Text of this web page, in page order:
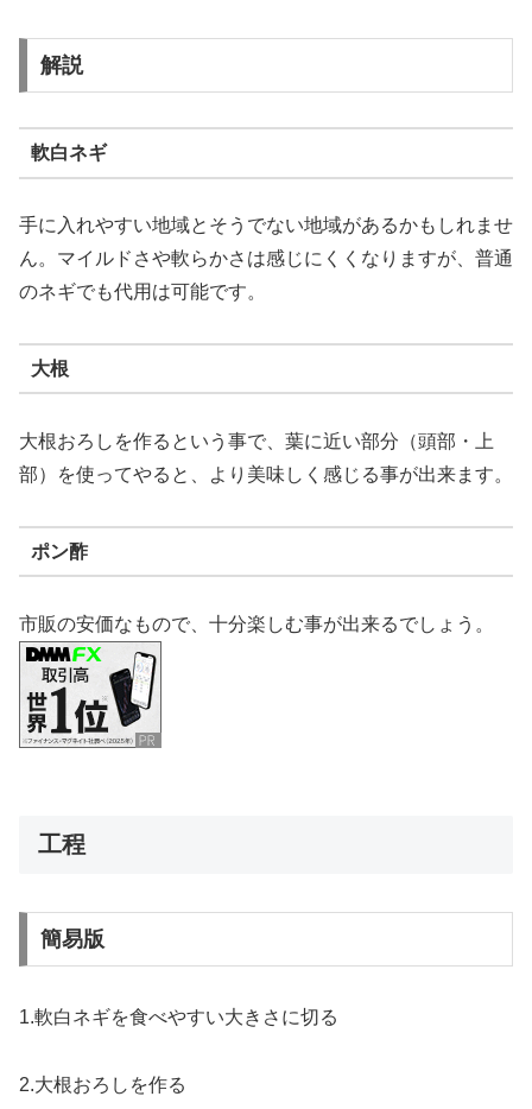
解説
軟白ネギ
手に入れやすい地域とそうでない地域があるかもしれませ
ん。マイルドさや軟らかさは感じにくくなりますが、普通
のネギでも代用は可能です。
大根
大根おろしを作るという事で、葉に近い部分（頭部・上
部）を使ってやると、より美味しく感じる事が出来ます。
ポン酢
市販の安価なもので、十分楽しむ事が出来るでしょう。
工程
簡易版
1.軟白ネギを食べやすい大きさに切る
2.大根おろしを作る